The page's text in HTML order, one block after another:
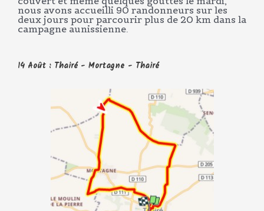
nous avons accueilli 90 randonneurs sur les
deux jours pour parcourir plus de 20 km dans la
campagne aunissienne.
14 Août : Thairé - Mortagne - Thairé